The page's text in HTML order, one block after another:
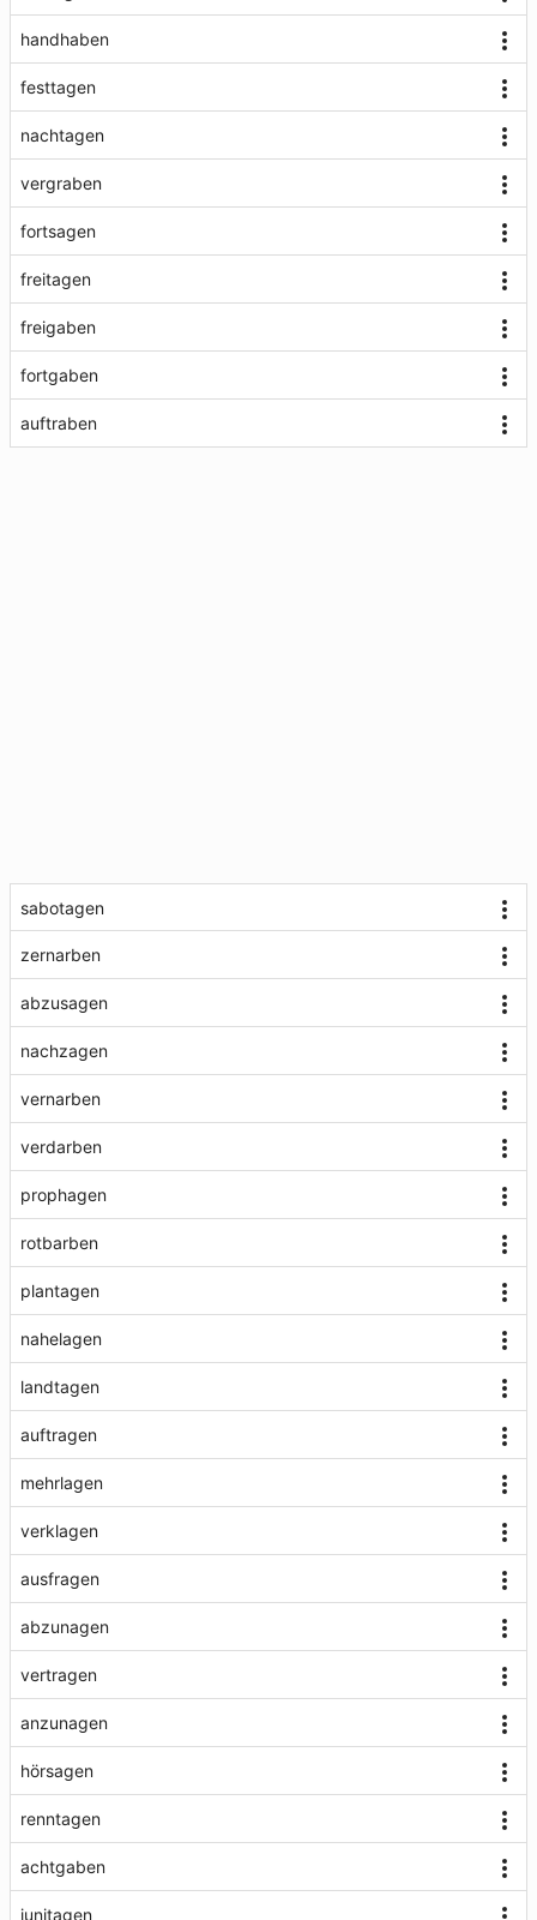
handhaben
festtagen
nachtagen
vergraben
fortsagen
freitagen
freigaben
fortgaben
auftraben
sabotagen
zernarben
abzusagen
nachzagen
vernarben
verdarben
prophagen
rotbarben
plantagen
nahelagen
landtagen
auftragen
mehrlagen
verklagen
ausfragen
abzunagen
vertragen
anzunagen
hörsagen
renntagen
achtgaben
junitagen